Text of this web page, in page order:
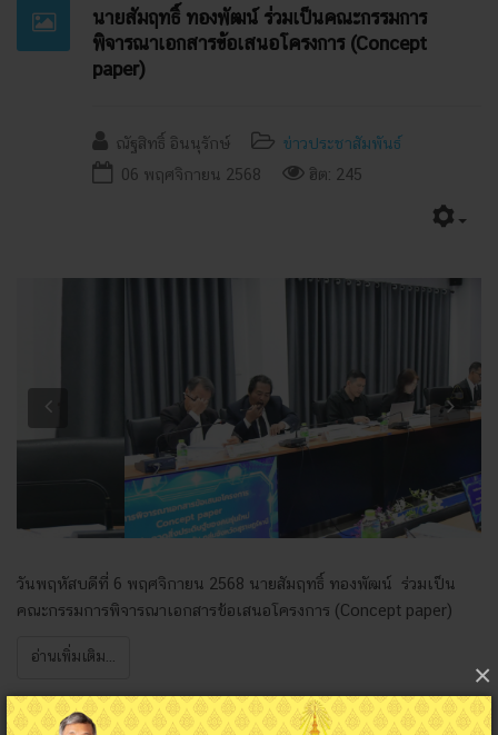
×
นายสัมฤทธิ์ ทองพัฒน์ ร่วมเป็นคณะกรรมการ
พิจารณาเอกสารข้อเสนอโครงการ (Concept
paper)
ณัฐสิทธิ์ อินนุรักษ์
ข่าวประชาสัมพันธ์
06 พฤศจิกายน 2568
ฮิต: 245
Previous Next
วันพฤหัสบดีที่ 6 พฤศจิกายน 2568 นายสัมฤทธิ์ ทองพัฒน์ ร่วมเป็น
คณะกรรมการพิจารณาเอกสารข้อเสนอโครงการ (Concept paper)
อ่านเพิ่มเติม...